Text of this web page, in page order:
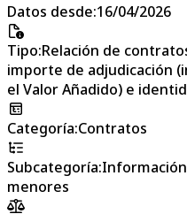
Datos desde:16/04/2026
Tipo:Relación de
importe de adjudicación
el Valor Añadido) e
Categoría:Contratos
Subcategoría:
menores